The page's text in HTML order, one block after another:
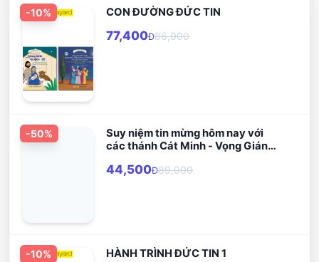
-10% CON ĐƯỜNG ĐỨC TIN
77,400Đ86,000
-50%
Suy niệm tin mừng hôm nay với
các thánh Cát Minh - Vọng Giáng
44,500Đ89,000
-10% HÀNH TRÌNH ĐỨC TIN 1